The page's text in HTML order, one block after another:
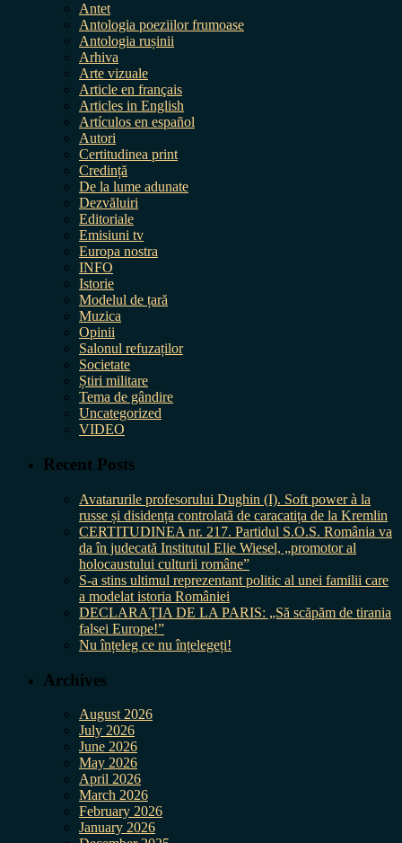
Antet
Antologia poeziilor frumoase
Antologia rușinii
Arhiva
Arte vizuale
Article en français
Articles in English
Artículos en español
Autori
Certitudinea print
Credință
De la lume adunate
Dezvăluiri
Editoriale
Emisiuni tv
Europa nostra
INFO
Istorie
Modelul de țară
Muzica
Opinii
Salonul refuzaților
Societate
Știri militare
Tema de gândire
Uncategorized
VIDEO
Recent Posts
Avatarurile profesorului Dughin (I). Soft power à la
russe și disidența controlată de caracatița de la Kremlin
CERTITUDINEA nr. 217. Partidul S.O.S. România va
da în judecată Institutul Elie Wiesel, „promotor al
holocaustului culturii române”
S-a stins ultimul reprezentant politic al unei familii care
a modelat istoria României
DECLARAȚIA DE LA PARIS: „Să scăpăm de tirania
falsei Europe!”
Nu înțeleg ce nu înțelegeți!
Archives
August 2026
July 2026
June 2026
May 2026
April 2026
March 2026
February 2026
January 2026